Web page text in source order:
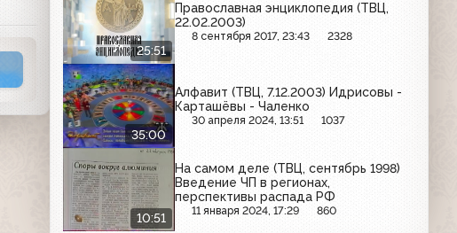
25:51
Православная энциклопедия (ТВЦ,
22.02.2003)
8 сентября 2017, 23:43 2328
35:00
Алфавит (ТВЦ, 7.12.2003) Идрисовы -
Карташёвы - Чаленко
30 апреля 2024, 13:51 1037
10:51
На самом деле (ТВЦ, сентябрь 1998)
Введение ЧП в регионах,
перспективы распада РФ
11 января 2024, 17:29 860